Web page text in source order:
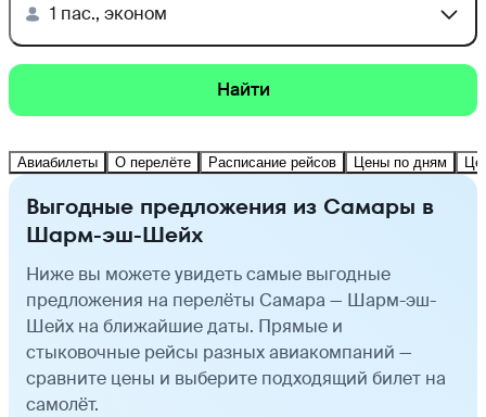
1 пас., эконом
Найти
Авиабилеты О перелёте Расписание рейсов Цены по дням
Выгодные предложения из Самары в
Шарм-эш-Шейх
Ниже вы можете увидеть самые выгодные
предложения на перелёты Самара — Шарм-эш-
Шейх на ближайшие даты. Прямые и
стыковочные рейсы разных авиакомпаний —
сравните цены и выберите подходящий билет на
самолёт.